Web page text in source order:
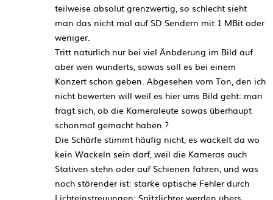
teilweise absolut grenzwertig, so schlecht sieht
man das nicht mal auf SD Sendern mit 1 MBit oder
weniger.
Tritt natürlich nur bei viel Änbderung im Bild auf
aber wen wunderts, sowas soll es bei einem
Konzert schon geben. Abgesehen vom Ton, den ich
nicht bewerten will weil es hier ums Bild geht: man
fragt sich, ob die Kameraleute sowas überhaupt
schonmal gemacht haben ?
Die Schärfe stimmt häufig nicht, es wackelt da wo
kein Wackeln sein darf, weil die Kameras auch
Stativen stehn oder auf Schienen fahren, und was
noch störender ist: starke optische Fehler durch
Lichteinstreuungen: Spitzlichter werden übers